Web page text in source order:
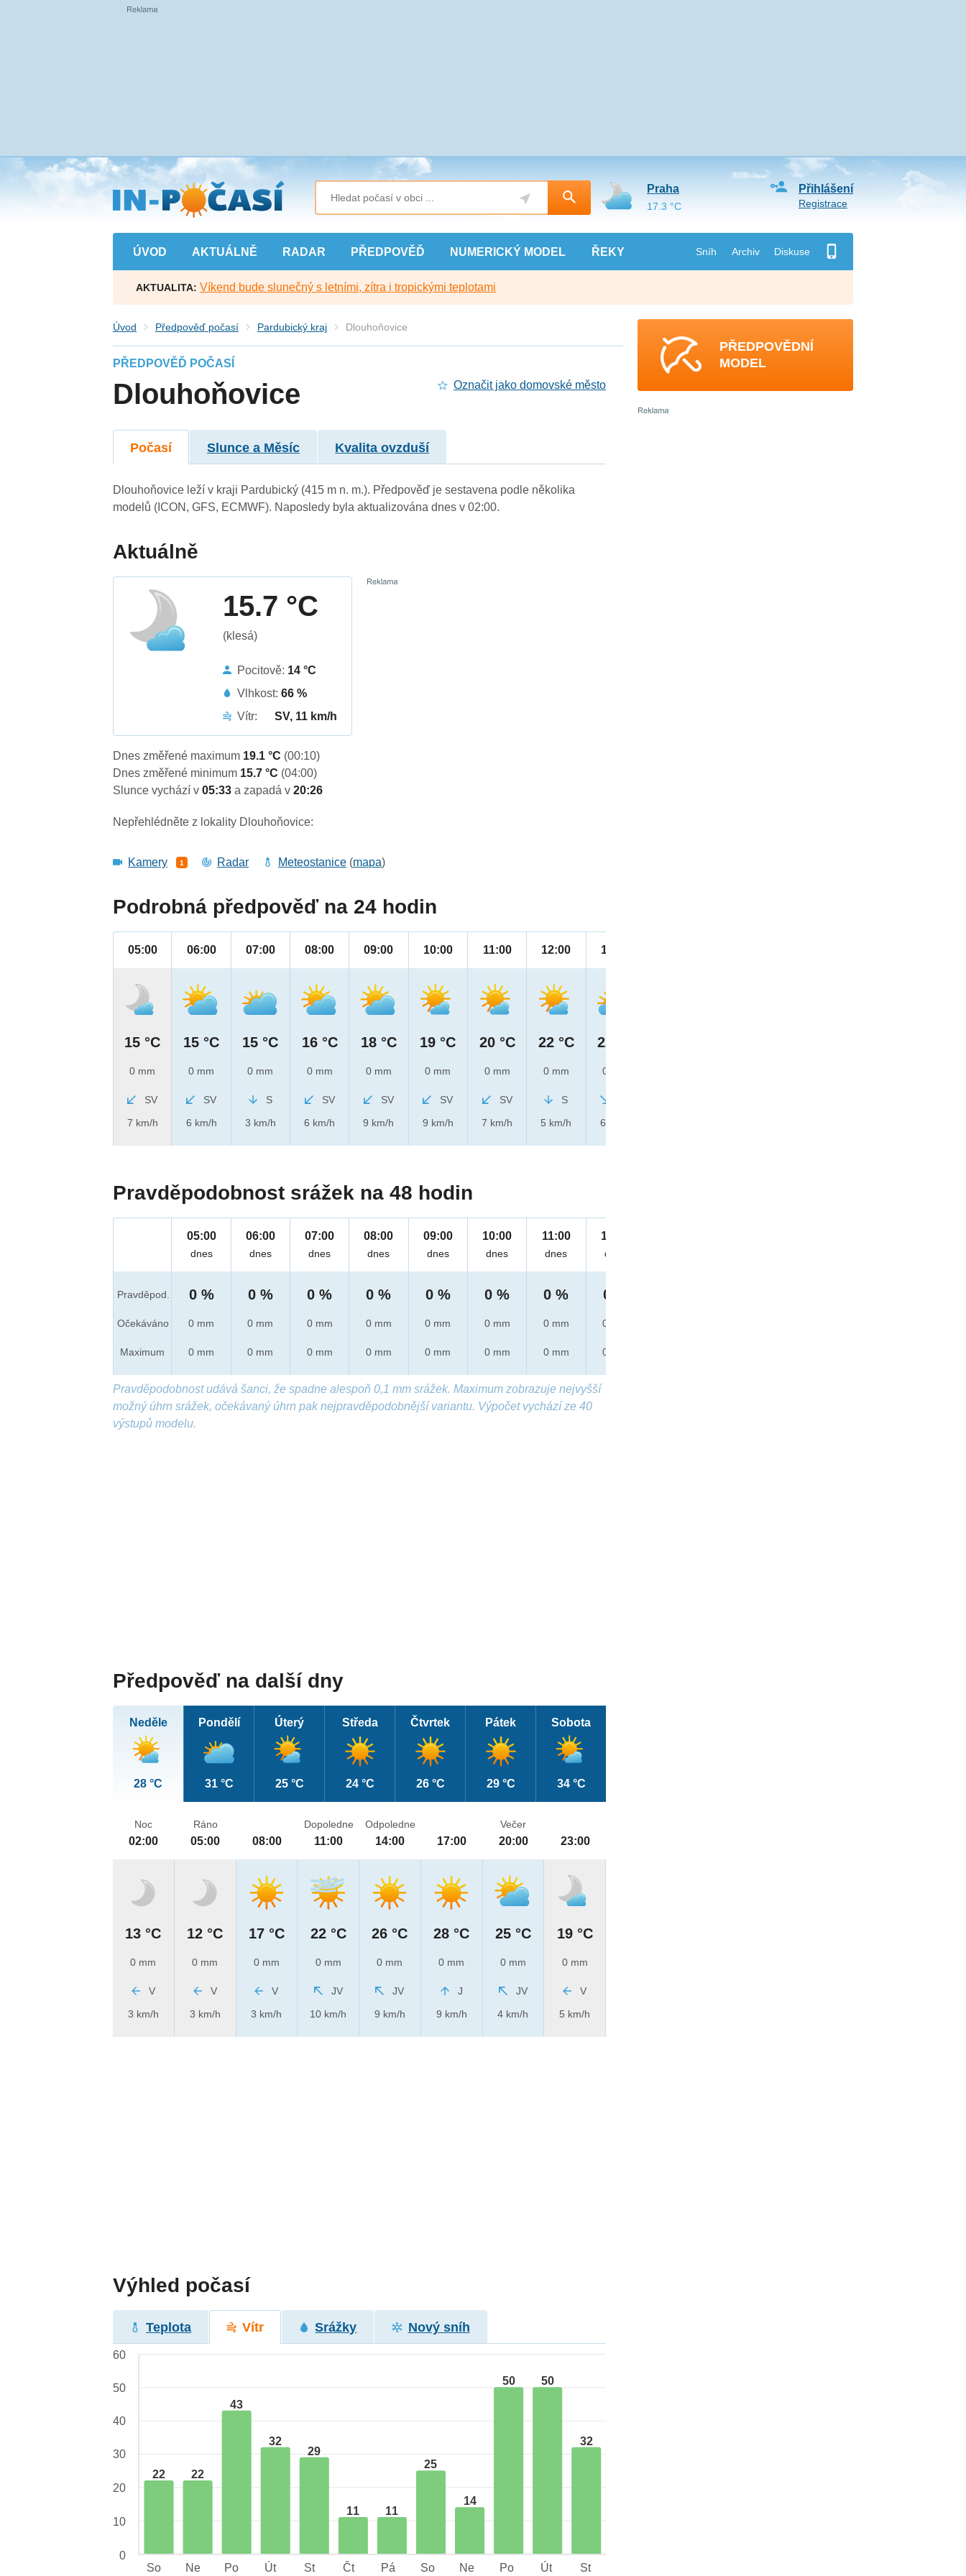
Přejít
na
hlavní
obsah
ÚVOD AKTUÁLNĚ RADAR PŘEDPOVĚĎ NUMERICKÝ MODEL ŘEKY Sníh Archiv Diskuse
Přihlášení
Registrace
Praha
17.3 °C
AKTUALITA: Víkend bude slunečný s letními, zítra i tropickými teplotami
Úvod Předpověď počasí Pardubický kraj Dlouhoňovice
PŘEDPOVĚĎ POČASÍ
Dlouhoňovice Označit jako domovské město
Počasí Slunce a Měsíc Kvalita ovzduší
Dlouhoňovice leží v kraji Pardubický (415 m n. m.). Předpověď je sestavena podle několika
modelů (ICON, GFS, ECMWF). Naposledy byla aktualizována dnes v 02:00.
Aktuálně
15.7 °C
(klesá)
Pocitově: 14 °C
Vlhkost:66 %
Vítr:
SV, 11 km/h
Dnes změřené maximum 19.1 °C (00:10)
Dnes změřené minimum 15.7 °C (04:00)
Slunce vychází v05:33a zapadá v20:26
Nepřehlédněte z lokality Dlouhoňovice:
Kamery 1 Radar Meteostanice (mapa)
Podrobná předpověď na 24 hodin
05:00
15 °C
0 mm
SV
7 km/h
06:00
15 °C
0 mm
SV
6 km/h
07:00
15 °C
0 mm
S
3 km/h
08:00
16 °C
0 mm
SV
6 km/h
09:00
18 °C
0 mm
SV
9 km/h
10:00
19 °C
0 mm
SV
9 km/h
11:00
20 °C
0 mm
SV
7 km/h
12:00
22 °C
0 mm
S
5 km/h
13:00
22 °C
0 mm
6 km/h
Pravděpodobnost srážek na 48 hodin
Pravděpod.
Očekáváno
Maximum
05:00
dnes
0 %
0 mm
0 mm
06:00
dnes
0 %
0 mm
0 mm
07:00
dnes
0 %
0 mm
0 mm
08:00
dnes
0 %
0 mm
0 mm
09:00
dnes
0 %
0 mm
0 mm
10:00
dnes
0 %
0 mm
0 mm
11:00
dnes
0 %
0 mm
0 mm
12:00
dnes
0 %
0 mm
0 mm
Pravděpodobnost udává šanci, že spadne alespoň 0,1 mm srážek. Maximum zobrazuje nejvyšší
možný úhrn srážek, očekávaný úhrn pak nejpravděpodobnější variantu. Výpočet vychází ze 40
výstupů modelu.
Předpověď na další dny
Neděle
28 °C
Pondělí
31 °C
Úterý
25 °C
Středa
24 °C
Čtvrtek
26 °C
Pátek
29 °C
Sobota
34 °C
Noc
02:00
13 °C
0 mm
V
3 km/h
Ráno
05:00
12 °C
0 mm
V
3 km/h
08:00
17 °C
0 mm
V
3 km/h
Dopoledne
11:00
22 °C
0 mm
JV
10 km/h
Odpoledne
14:00
26 °C
0 mm
JV
9 km/h
17:00
28 °C
0 mm
J
9 km/h
Večer
20:00
25 °C
0 mm
JV
4 km/h
23:00
19 °C
0 mm
V
5 km/h
Výhled počasí
Teplota Vítr Srážky Nový sníh
22 22
43
32
29
11 11
25
14
50 50
32
60
50
40
30
20
10
0
So
Ne Po Út St Čt Pá So Ne Po Út St
PŘEDPOVĚDNÍ
MODEL